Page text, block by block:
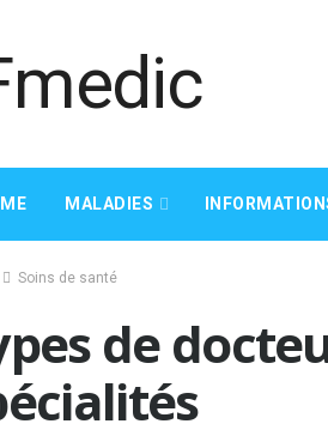
MALADIES
Soins de santé
de